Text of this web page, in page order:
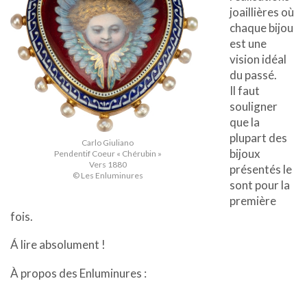
Carlo Giuliano
Pendentif Coeur « Chérubin »
Vers 1880
© Les Enluminures
joaillières où
chaque bijou
est une
vision idéal
du passé.
Il faut
souligner
que la
plupart des
bijoux
présentés le
sont pour la
première
fois.
Á lire absolument !
À propos des Enluminures :